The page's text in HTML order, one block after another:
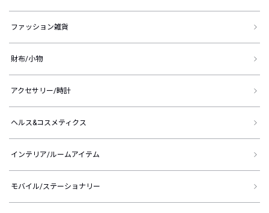
ファッション雑貨
財布/小物
アクセサリー/時計
ヘルス&コスメティクス
インテリア/ルームアイテム
モバイル/ステーショナリー